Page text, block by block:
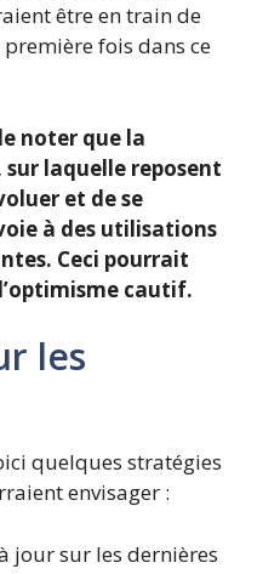
être en train de
fois dans ce
noter que la
laquelle reposent
et de se
à des utilisations
Ceci pourrait
cautif.
les
quelques stratégies
envisager :
jour sur les dernières